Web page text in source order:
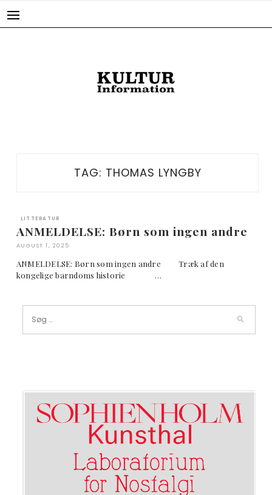
TAG: THOMAS LYNGBY
LITTERATUR
ANMELDELSE: Børn som ingen andre
AUGUST 1, 2025
ANMELDELSE: Børn som ingen andre Træk af den
kongelige barndoms historie …